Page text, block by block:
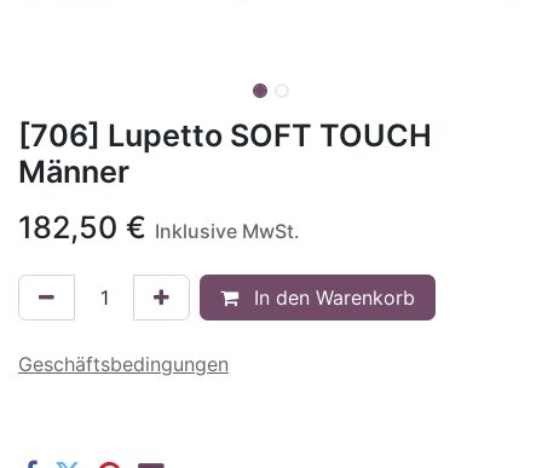
[706] Lupetto SOFT TOUCH
Männer
182,50 € Inklusive MwSt.
In den Warenkorb
Geschäftsbedingungen